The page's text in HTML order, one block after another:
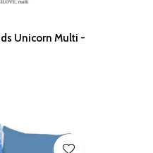
Unicorn Multi -